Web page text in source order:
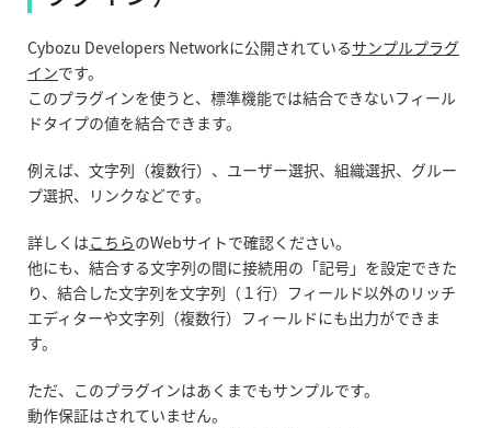
Cybozu Developers Networkに公開されているサンプルプラグ
インです。
このプラグインを使うと、標準機能では結合できないフィール
ドタイプの値を結合できます。
例えば、文字列（複数行）、ユーザー選択、組織選択、グルー
プ選択、リンクなどです。
詳しくはこちらのWebサイトで確認ください。
他にも、結合する文字列の間に接続用の「記号」を設定できた
り、結合した文字列を文字列（１行）フィールド以外のリッチ
エディターや文字列（複数行）フィールドにも出力ができま
す。
ただ、このプラグインはあくまでもサンプルです。
動作保証はされていません。